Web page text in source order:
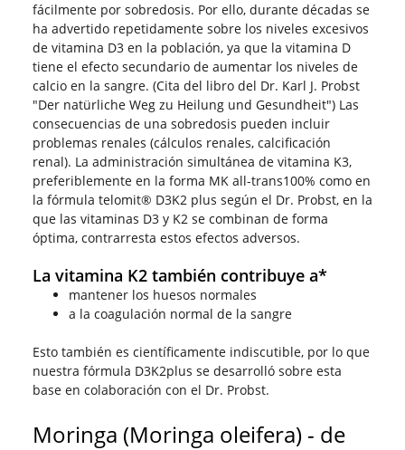
fácilmente por sobredosis. Por ello, durante décadas se
ha advertido repetidamente sobre los niveles excesivos
de vitamina D3 en la población, ya que la vitamina D
tiene el efecto secundario de aumentar los niveles de
calcio en la sangre. (Cita del libro del Dr. Karl J. Probst
"Der natürliche Weg zu Heilung und Gesundheit") Las
consecuencias de una sobredosis pueden incluir
problemas renales (cálculos renales, calcificación
renal). La administración simultánea de vitamina K3,
preferiblemente en la forma MK all-trans100% como en
la fórmula telomit® D3K2 plus según el Dr. Probst, en la
que las vitaminas D3 y K2 se combinan de forma
óptima, contrarresta estos efectos adversos.
La vitamina K2 también contribuye a*
mantener los huesos normales
a la coagulación normal de la sangre
Esto también es científicamente indiscutible, por lo que
nuestra fórmula D3K2plus se desarrolló sobre esta
base en colaboración con el Dr. Probst.
Moringa (Moringa oleifera) - de